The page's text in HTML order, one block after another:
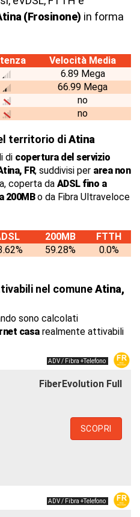
(Frosinone) in forma
Velocità Media
6.89 Mega
66.99 Mega
no
no
territorio diAtina
di copertura del servizio
FR, suddivisi per area non
coperta da ADSL fino a
200MBo da Fibra Ultraveloce
200MB
FTTH
59.28% 0.0%
nel comuneAtina,
sono calcolati
casarealmente attivabili
ADV / Fibra +Telefono
FiberEvolution Full
SCOPRI
ADV / Fibra +Telefono